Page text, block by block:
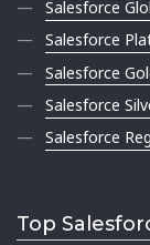
Salesforce
Salesforce
Salesforce
Salesforce
Salesforce
Top